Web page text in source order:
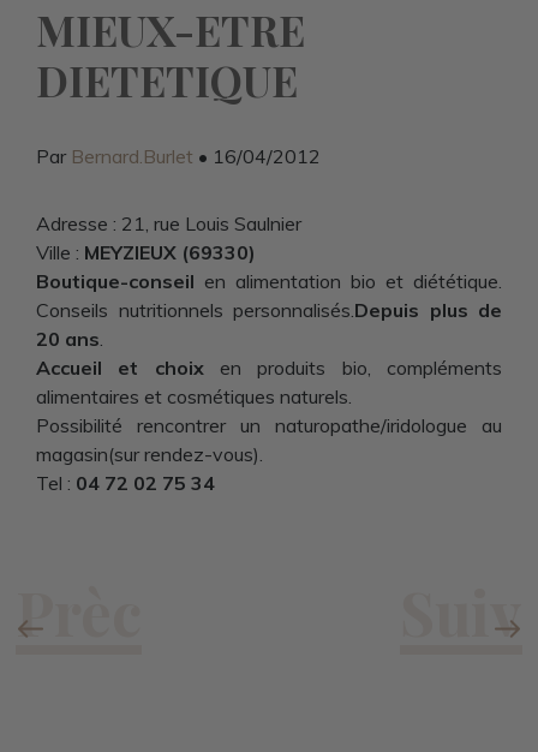
MIEUX-ETRE
DIETETIQUE
Par Bernard.Burlet • 16/04/2012
Adresse : 21, rue Louis Saulnier
Ville : MEYZIEUX (69330)
Boutique-conseil en alimentation bio et diététique.
Conseils nutritionnels personnalisés.Depuis plus de
20 ans.
Accueil et choixen produits bio, compléments
alimentaires et cosmétiques naturels.
Possibilité rencontrer un naturopathe/iridologue au
magasin(sur rendez-vous).
Tel : 04 72 02 75 34